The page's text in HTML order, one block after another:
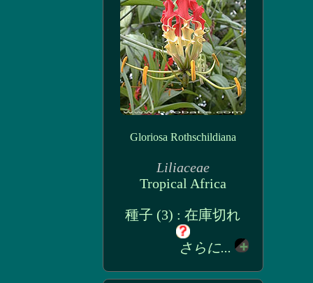
Gloriosa Rothschildiana
Liliaceae
Tropical Africa
種子 (3) : 在庫切れ
さらに...